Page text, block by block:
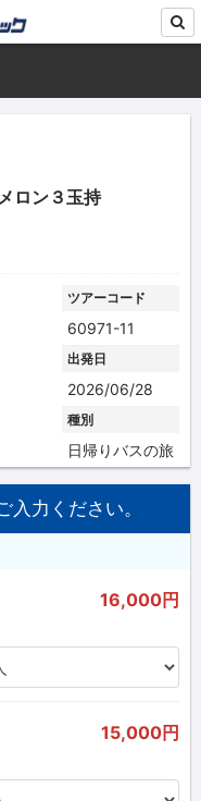
ロン３玉持
ツアーコード
60971-11
出発日
2026/06/28
種別
日帰りバスの旅
力ください。
16,000円
15,000円